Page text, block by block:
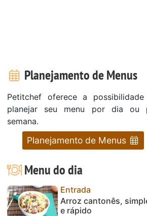
Planejamento de Menus
Petitchef oferece a
planejar seu menu por dia ou
semana.
Planejamento de Menus
Menu do dia
Entrada
Arroz cantonês,
e rápido